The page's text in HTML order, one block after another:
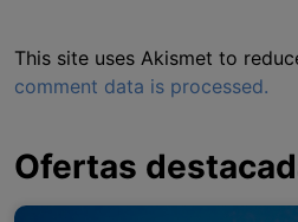
This site uses Akismet to
comment data is processed.
Ofertas